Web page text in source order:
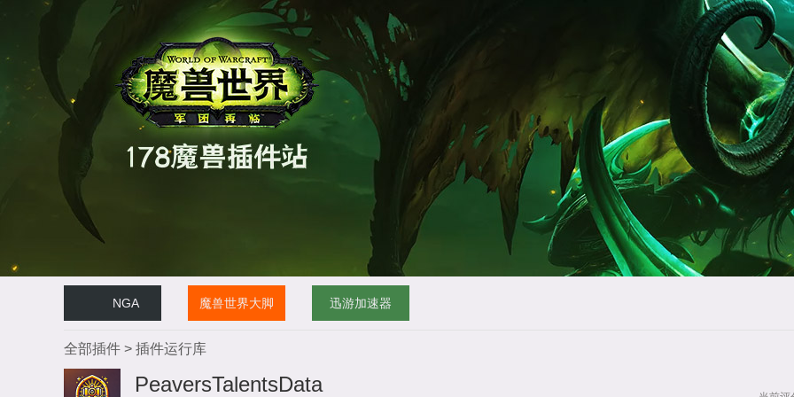
NGA 魔兽世界大脚 迅游加速器
全部插件 > 插件运行库
PeaversTalentsData